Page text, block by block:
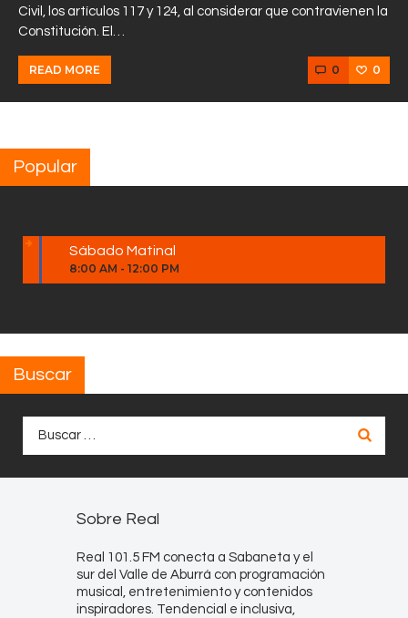
Civil, los artículos 117 y 124, al considerar que contravienen la
Constitución. El…
READ MORE 0 0
Popular
Sábado Matinal
8:00 AM - 12:00 PM
Buscar
Sobre Real
Real 101.5 FM conecta a Sabaneta y el
sur del Valle de Aburrá con programación
musical, entretenimiento y contenidos
inspiradores. Tendencial e inclusiva,